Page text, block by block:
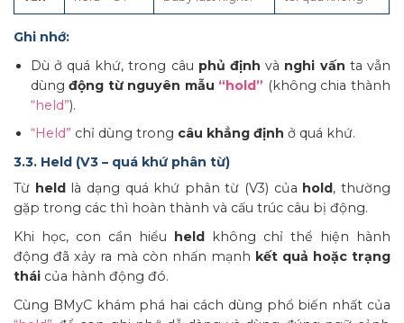
Ghi nhớ:
Dù ở quá khứ, trong câu phủ định và nghi vấn ta vẫn
dùngđộng từ nguyên mẫu “hold” (không chia thành
“held”).
“Held” chỉ dùng trong câu khẳng định ở quá khứ.
3.3. Held (V3 – quá khứ phân từ)
Từ heldlà dạng quá khứ phân từ (V3) của hold, thường
gặp trong các thì hoàn thành và cấu trúc câu bị động.
Khi học, con cần hiểu held không chỉ thể hiện hành
động đã xảy ra mà còn nhấn mạnh kết quả hoặc trạng
thái của hành động đó.
Cùng BMyC khám phá hai cách dùng phổ biến nhất của